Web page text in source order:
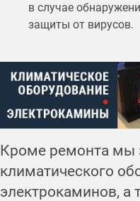
в случае
защиты от вирусов.
Кроме ремонта мы
климатического
электрокаминов,